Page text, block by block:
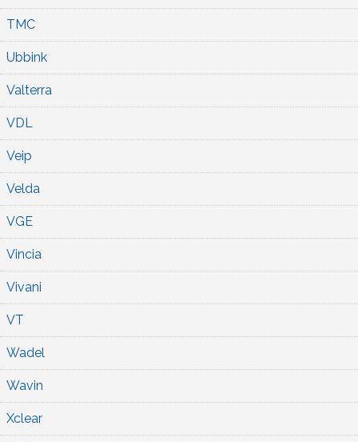
TMC
Ubbink
Valterra
VDL
Veip
Velda
VGE
Vincia
Vivani
VT
Wadel
Wavin
Xclear